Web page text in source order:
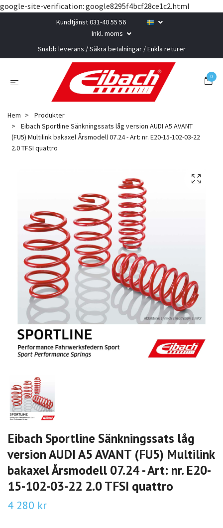
google-site-verification: google8295f4bcf28ce1c2.html
Kundtjänst 031-40 55 56
Inkl. moms
Snabb leverans / Säkra betalningar / Enkla returer
0
Hem
Produkter
Eibach Sportline Sänkningssats låg version AUDI A5 AVANT
(FU5) Multilink bakaxel Årsmodell 07.24 - Art: nr. E20-15-102-03-22
2.0 TFSI quattro
Eibach Sportline Sänkningssats låg
version AUDI A5 AVANT (FU5) Multilink
bakaxel Årsmodell 07.24 - Art: nr. E20-
15-102-03-22 2.0 TFSI quattro
4 280 kr